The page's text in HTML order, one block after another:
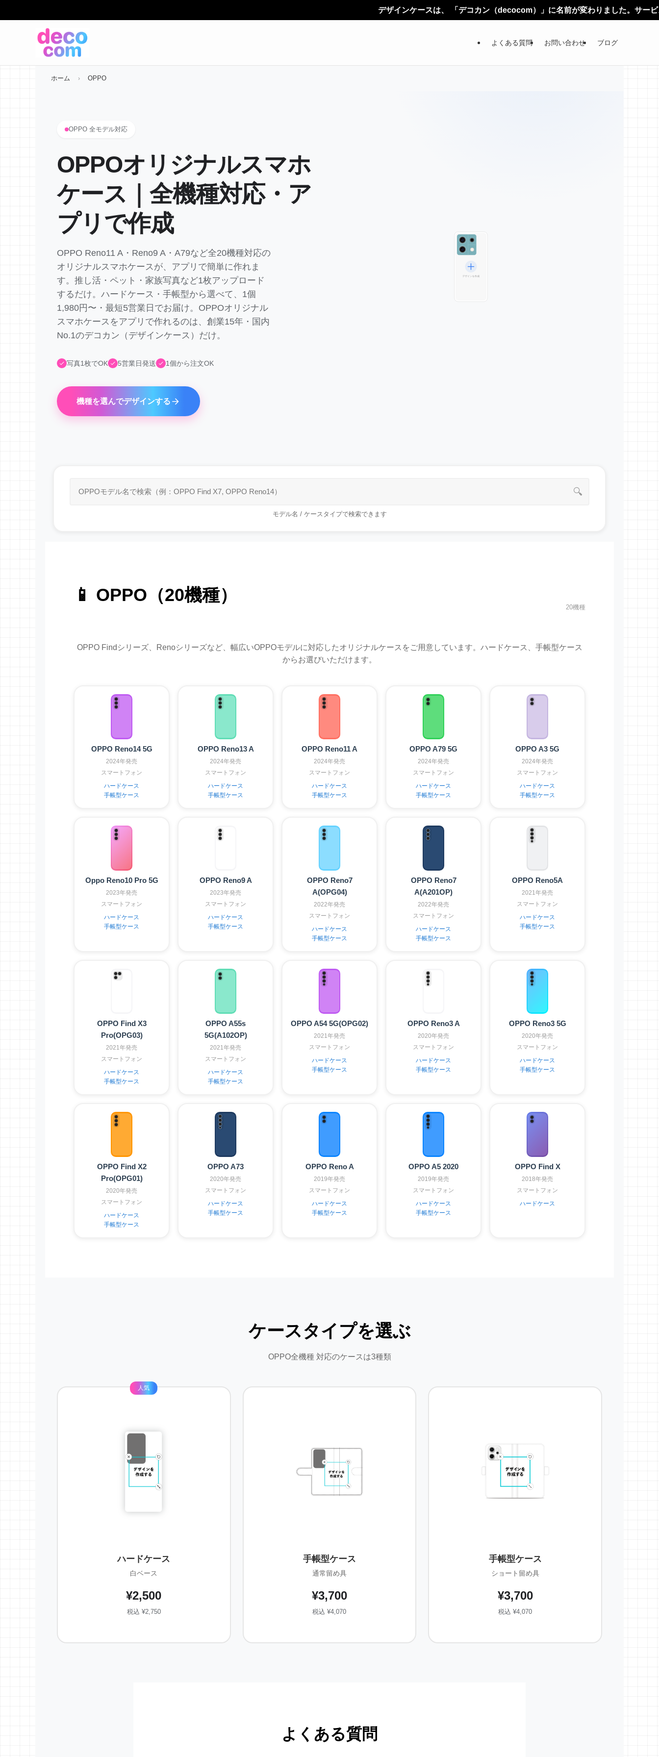
デザインケースは、 「デコカン（decocom）」に名前が変わりました。サービス内容やご
よくある質問 お問い合わせ ブログ
ホーム › OPPO
OPPO 全モデル対応
OPPOオリジナルスマホ
ケース｜全機種対応・ア
プリで作成
OPPO Reno11 A・Reno9 A・A79など全20機種対応の
オリジナルスマホケースが、アプリで簡単に作れま
す。推し活・ペット・家族写真など1枚アップロード
するだけ。ハードケース・手帳型から選べて、1個
1,980円〜・最短5営業日でお届け。OPPOオリジナル
スマホケースをアプリで作れるのは、創業15年・国内
No.1のデコカン（デザインケース）だけ。
写真1枚でOK 5営業日発送 1個から注文OK
機種を選んでデザインする
🔍
モデル名 / ケースタイプで検索できます
📱 OPPO（20機種）
20機種
OPPO Findシリーズ、Renoシリーズなど、幅広いOPPOモデルに対応したオリジナルケースをご用意しています。ハードケース、手帳型ケース
からお選びいただけます。
OPPO Reno14 5G
2024年発売
スマートフォン
ハードケース
手帳型ケース
OPPO Reno13 A
2024年発売
スマートフォン
ハードケース
手帳型ケース
OPPO Reno11 A
2024年発売
スマートフォン
ハードケース
手帳型ケース
OPPO A79 5G
2024年発売
スマートフォン
ハードケース
手帳型ケース
OPPO A3 5G
2024年発売
スマートフォン
ハードケース
手帳型ケース
Oppo Reno10 Pro 5G
2023年発売
スマートフォン
ハードケース
手帳型ケース
OPPO Reno9 A
2023年発売
スマートフォン
ハードケース
手帳型ケース
OPPO Reno7
A(OPG04)
2022年発売
スマートフォン
ハードケース
手帳型ケース
OPPO Reno7
A(A201OP)
2022年発売
スマートフォン
ハードケース
手帳型ケース
OPPO Reno5A
2021年発売
スマートフォン
ハードケース
手帳型ケース
OPPO Find X3
Pro(OPG03)
2021年発売
スマートフォン
ハードケース
手帳型ケース
OPPO A55s
5G(A102OP)
2021年発売
スマートフォン
ハードケース
手帳型ケース
OPPO A54 5G(OPG02)
2021年発売
スマートフォン
ハードケース
手帳型ケース
OPPO Reno3 A
2020年発売
スマートフォン
ハードケース
手帳型ケース
OPPO Reno3 5G
2020年発売
スマートフォン
ハードケース
手帳型ケース
OPPO Find X2
Pro(OPG01)
2020年発売
スマートフォン
ハードケース
手帳型ケース
OPPO A73
2020年発売
スマートフォン
ハードケース
手帳型ケース
OPPO Reno A
2019年発売
スマートフォン
ハードケース
手帳型ケース
OPPO A5 2020
2019年発売
スマートフォン
ハードケース
手帳型ケース
OPPO Find X
2018年発売
スマートフォン
ハードケース
ケースタイプを選ぶ
OPPO全機種 対応のケースは3種類
ハードケース
白ベース
¥2,500
税込 ¥2,750
手帳型ケース
通常留め具
¥3,700
税込 ¥4,070
手帳型ケース
ショート留め具
¥3,700
税込 ¥4,070
よくある質問